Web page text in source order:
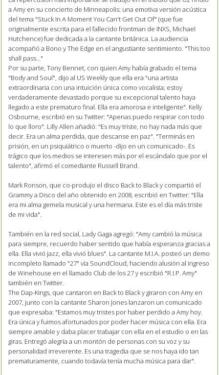
a Amy en su concierto de Minneapolis: una emotiva versión acústica
del tema "Stuck In A Moment You Can't Get Out Of" (que fue
originalmente escrita para el fallecido frontman de INXS, Michael
Hutchence) fue dedicada a la cantante británica. La audiencia
acompañó a Bono y The Edge en el angustiante sentimiento. "This too
shall pass..."
Por su parte, Tony Bennet, con quien Amy había grabado el tema
"Body and Soul", dijo al US Weekly que ella era "una artista
extraordinaria con una intuición única como vocalista; estoy
verdaderamente devastado porque su excepcional talento haya
llegado a este prematuro final. Ella era amorosa e inteligente". Kelly
Osbourne, escribió en su Twitter: "Apenas puedo respirar con todo
lo que lloro". Lilly Allen añadió: "Es muy triste, no hay nada más que
decir. Era un alma perdida, que descanse en paz". "Terminás en
prisión, en un psiquiátrico o muerto -dijo en un comunicado-. Es
trágico que los medios se interesen más por el escándalo que por el
talento", afirmó el comediante Russell Brand.
Mark Ronson, que co-produjo el disco Back to Black y compartió el
Grammy a Disco del año obtenido en 2008, escribió en Twitter: "Ella
era mi alma gemela musical y una hermana. Este es el día más triste
de mi vida".
También en la red social, Lady Gaga agregó: "Amy cambió la música
para siempre, recuerdo haber sentido que había esperanza gracias a
ella. Ella vivió jazz, ella vivió blues". La cantante M.I.A. posteó un demo
incompleto llamado "27" vía SoundCloud, haciendo alusión al ingreso
de Winehouse en el llamado Club de los 27 y escribió "R.I.P. Amy"
también en Twitter.
The Dap-Kings, que cantaron en Back to Black y giraron con Amy en
2007, junto con la cantante Sharon Jones lanzaron un comunicado
que expresaba: "Estamos muy tristes por haber perdido a Amy hoy.
Era única y fuimos afortunados por poder hacer música con ella. Era
siempre amable y daba placer trabajar con ella en el estudio o en las
giras. Entregó alegría a un montón de personas con su voz y su
personalidad irreverente. Es una tragedia que se nos haya ido tan
prematuramente, cuando todavía tenía mucha música para dar".